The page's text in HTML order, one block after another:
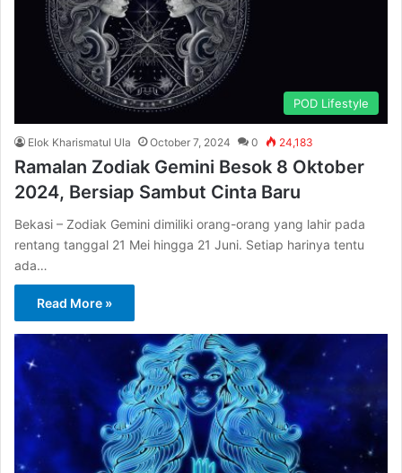
POD Lifestyle
Elok Kharismatul Ula October 7, 2024 0 24,183
Ramalan Zodiak Gemini Besok 8 Oktober
2024, Bersiap Sambut Cinta Baru
Bekasi – Zodiak Gemini dimiliki orang-orang yang lahir pada
rentang tanggal 21 Mei hingga 21 Juni. Setiap harinya tentu
ada…
Read More »